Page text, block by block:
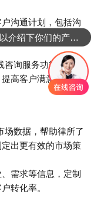
沟通计划，包括沟
个客户都能感受到
咨询服务功能，使客
高客户满意度。
数据，帮助律所了
出更有效的市场策
需求等信息，定制
转化率。
可以介绍下你们的产品么